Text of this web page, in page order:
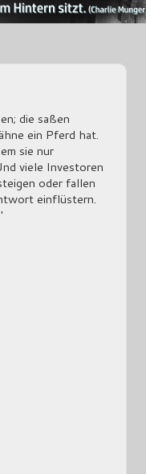
die saßen
ein Pferd hat.
sie nur
viele Investoren
oder fallen
einflüstern.